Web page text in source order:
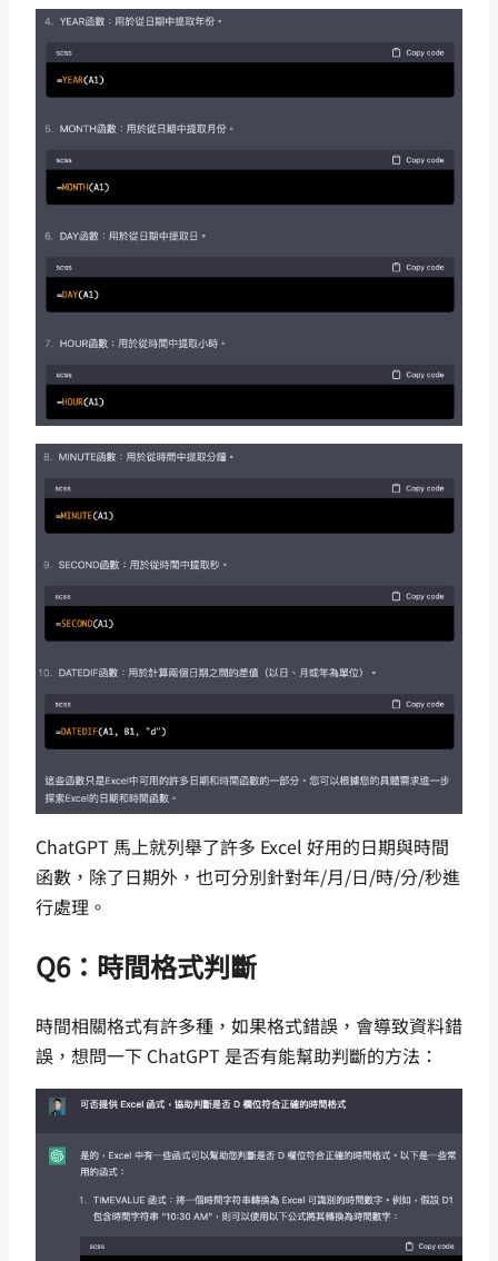
ChatGPT 馬上就列舉了許多 Excel 好用的日期與時間
函數，除了日期外，也可分別針對年/月/日/時/分/秒進
行處理。
Q6：時間格式判斷
時間相關格式有許多種，如果格式錯誤，會導致資料錯
誤，想問一下 ChatGPT 是否有能幫助判斷的方法：